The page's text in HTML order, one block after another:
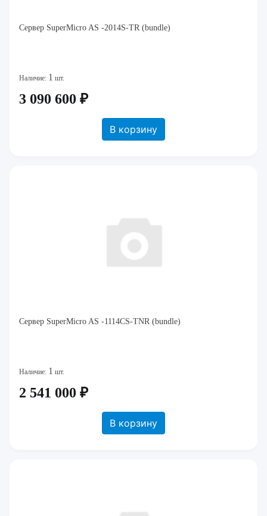
Сервер SuperMicro AS -2014S-TR (bundle)
Наличие: 1 шт.
3 090 600 ₽
В корзину
Сервер SuperMicro AS -1114CS-TNR (bundle)
Наличие: 1 шт.
2 541 000 ₽
В корзину